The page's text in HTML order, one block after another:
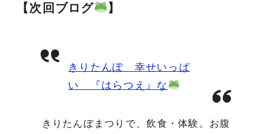
【次回ブログ 】
きりたんぽ 幸せいっぱ
い 『はらつえ』な
きりたんぽまつりで、飲食・体験。お腹